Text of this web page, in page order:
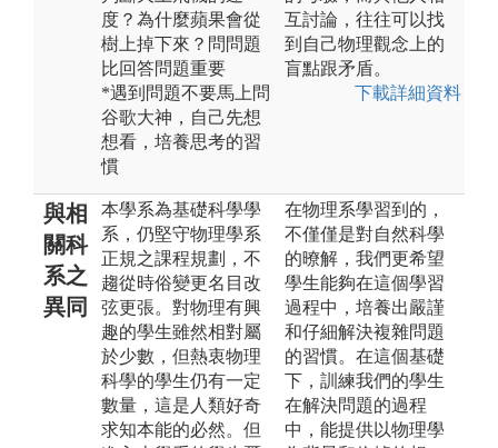
度？為什麼蘋果會從
樹上掉下來？問問題
比回答問題重要
*遇到問題不要馬上問
谷歌大神，自己先想
想看，培養思考的習
慣
互討論，往往可以找
到自己物理觀念上的
盲點跟矛盾。
下載詳細資料
與相
關科
系之
異同
本學系為基礎科學學
系，仍堅守物理學系
正規之課程規劃，不
趨從時俗變更名目改
弦更張。對物理有興
趣的學生雖然相對屬
於少數，但熱衷物理
科學的學生仍有一定
數量，這是人類好奇
求知本能的必然。但
在物理系學習到的，
不僅僅是對自然科學
的暸解，我們更希望
學生能夠在這個學習
過程中，培養出嚴謹
和仔細解決複雜問題
的習慣。在這個基礎
下，訓練我們的學生
在解決問題的過程
中，能提供以物理學